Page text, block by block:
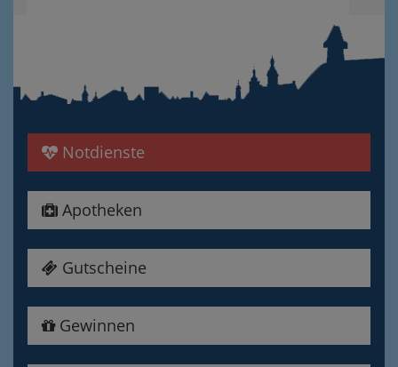
Notdienste
Apotheken
Gutscheine
Gewinnen